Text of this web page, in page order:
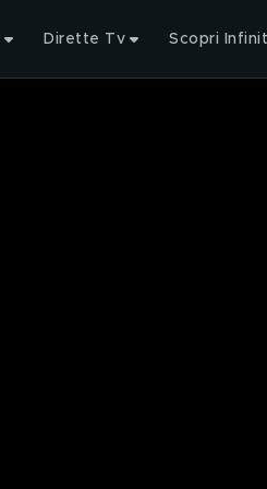
Dirette Tv Scopri